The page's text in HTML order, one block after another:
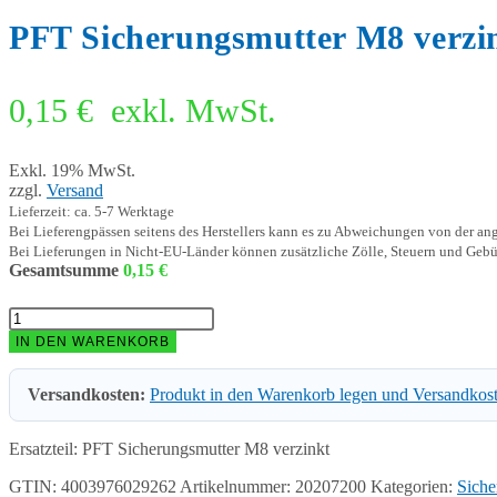
PFT Sicherungsmutter M8
0,15 € exkl. MwSt.
Exkl. 19% MwSt.
zzgl. Versand
Lieferzeit: ca. 5-7 Werktage
Bei Lieferengpässen seitens des Herstellers kann es zu Abweichungen von der
Bei Lieferungen in Nicht-EU-Länder können zusätzliche Zölle, Steuern und
Gesamtsumme 0,15 €
PFT
Sicherungsmutter
M8
verzinkt
(VPE
10)
Menge
IN DEN WARENKORB
Versandkosten: Produkt in den Warenkorb legen und
Ersatzteil: PFT Sicherungsmutter M8 verzinkt
GTIN: 4003976029262 Artikelnummer: 20207200 Kategorien: